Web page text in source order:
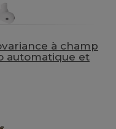
à champ
automatique et